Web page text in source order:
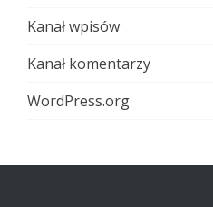
Kanał wpisów
Kanał komentarzy
WordPress.org